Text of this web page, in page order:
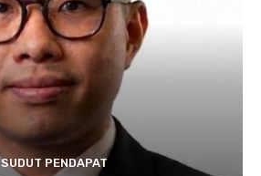
SUDUT PENDAPAT